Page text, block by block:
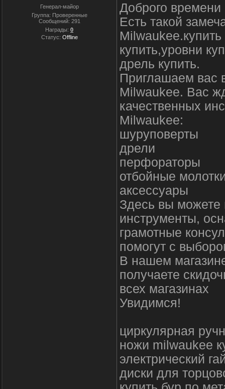
Генерал-майор
Группа: Проверенные
Сообщений: 291
Награды: 0
Статус: Offline
Доброго времени
Есть такой
купить,уровни
дрель купить.
Приглашаем вас
Milwaukee. Вас
качественных
Milwaukee:
шуруповерты
дрели
перфораторы
отбойные
аксессуары
Здесь вы можете
инструменты,
грамотные
помогут с
В нашем
получаете
всех магазинах
Увидимся!
циркулярная
ножи milwaukee
электрический
диски для